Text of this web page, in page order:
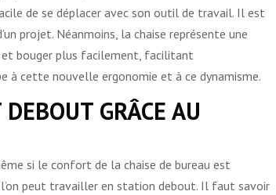
de se déplacer avec son outil de travail. Il est
projet. Néanmoins, la chaise représente une
bouger plus facilement, facilitant
à cette nouvelle ergonomie et à ce dynamisme.
GRÂCE AU
si le confort de la chaise de bureau est
peut travailler en station debout. Il faut savoir